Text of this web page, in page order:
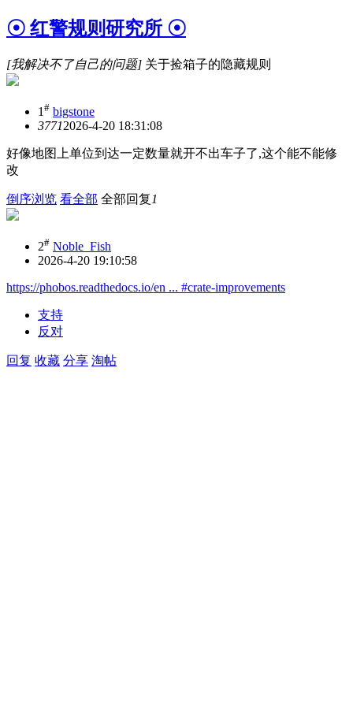
☉ 红警规则研究所 ☉
[我解决不了自己的问题] 关于捡箱子的隐藏规则
1 # bigstone
37712026-4-20 18:31:08
好像地图上单位到达一定数量就开不出车子了,这个能不能修
改
倒序浏览 看全部 全部回复 1
2# Noble_Fish
2026-4-20 19:10:58
https://phobos.readthedocs.io/en ... #crate-improvements
支持
反对
回复 收藏 分享 淘帖